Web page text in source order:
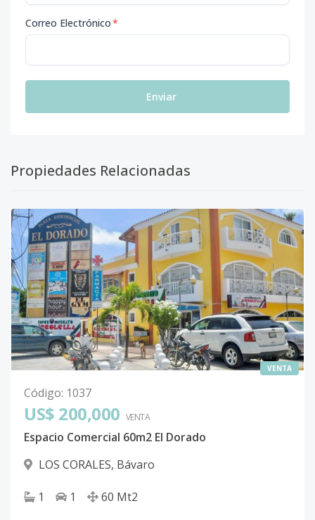
Correo Electrónico*
Enviar
Propiedades Relacionadas
VENTA
Código: 1037
US$ 200,000 VENTA
Espacio Comercial 60m2 El Dorado
LOS CORALES, Bávaro
1 1 60 Mt2